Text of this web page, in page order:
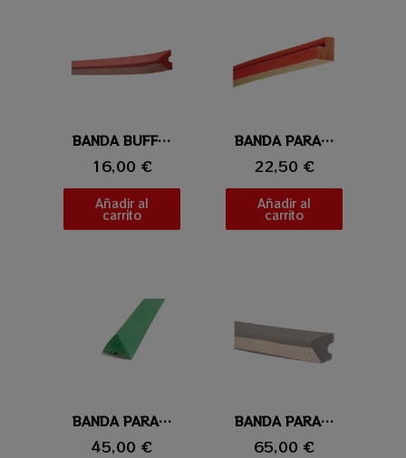
Vista rápidaBANDA BUFFALO K66 122CM
16,00 €
Añadir al
carrito
Vista rápidaBANDA PARA SNOOKER 183CM
22,50 €
Añadir al
carrito
Vista rápidaBANDA PARA CARAMBOLA K55
45,00 €
Vista rápidaBANDA PARA CARAMBOLA 232CM
65,00 €